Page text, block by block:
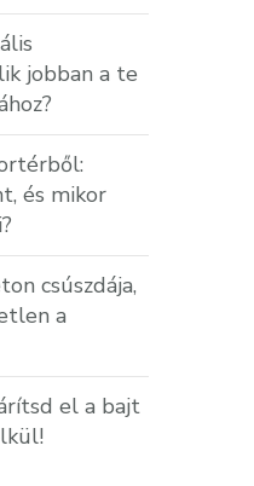
jobban a te
és mikor
csúszdája,
a
el a bajt